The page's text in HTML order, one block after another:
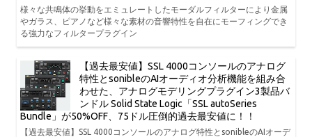
様々な共鳴体の挙動をエミュレートしたモーダルフィルターにより金属
やガラス、ピアノなど様々な素材の音響特性を自在にモーフィングでき
る強力なフィルタープラグイン
【過去最安値】SSL 4000コンソールのアナログ
特性とsonibleのAIオーディオ分析機能を組み合
わせた、アナログモデリングプラグイン3製品バ
ンドル Solid State Logic「SSL autoSeries
Bundle」が50%OFF、75ドル圧倒的過去最安値に！！
【過去最安値】SSL 4000コンソールのアナログ特性とsonibleのAIオーデ